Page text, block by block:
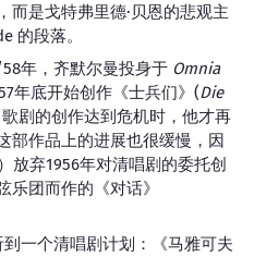
而是戈特弗里德·贝恩的悲观主
的段落。
年，齐默尔曼投身于 Omnia
年底开始创作《士兵们》(Die
剧的创作达到危机时，他才再
部作品上的进展也很缓慢，因
放弃1956年对清唱剧的委托创
乐团而作的《对话》
一个清唱剧计划：《马雅可夫